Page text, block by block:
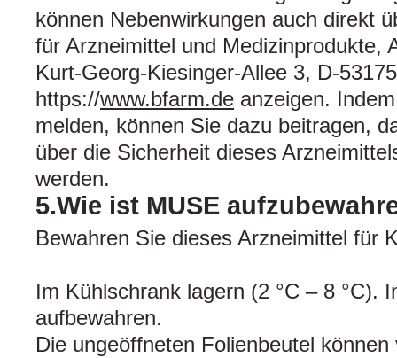
können Nebenwirkungen auch direkt
für Arzneimittel und Medizinprodukte,
Kurt-Georg-Kiesinger-Allee 3, D-
https://www.bfarm.de anzeigen.
melden, können Sie dazu beitragen,
über die Sicherheit dieses
werden.
5.Wie ist MUSE
Bewahren Sie dieses Arzneimittel für
Im Kühlschrank lagern (2 °C – 8 °C).
aufbewahren.
Die ungeöffneten Folienbeutel